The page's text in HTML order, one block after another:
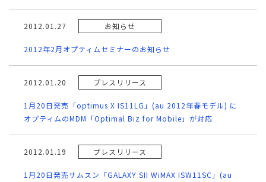
2012.01.27 お知らせ
2012年2月オプティムセミナーのお知らせ
2012.01.20 プレスリリース
1月20日発売「optimus X IS11LG」(au 2012年春モデル) に
オプティムのMDM「Optimal Biz for Mobile」が対応
2012.01.19 プレスリリース
1月20日発売サムスン「GALAXY SII WiMAX ISW11SC」(au